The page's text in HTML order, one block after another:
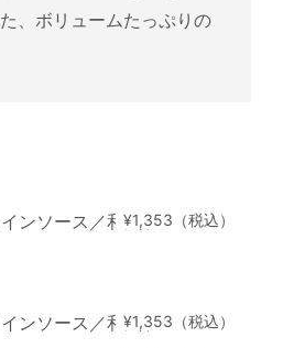
、ボリュームたっぷりの
ンソース／和風ソース
¥1,353（税込）
ンソース／和風ソース
¥1,353（税込）